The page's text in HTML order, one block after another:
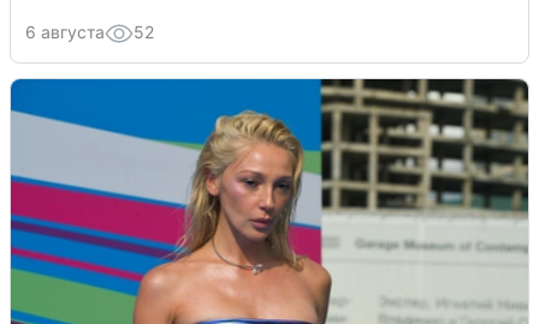
6 августа 52